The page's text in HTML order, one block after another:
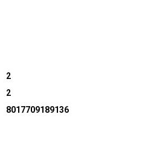
2
2
8017709189136